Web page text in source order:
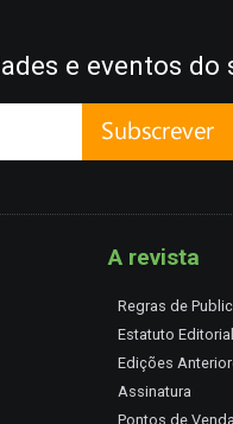
e eventos do
A revista
Regras de
Estatuto Editorial
Edições
Assinatura
Pontos de Venda